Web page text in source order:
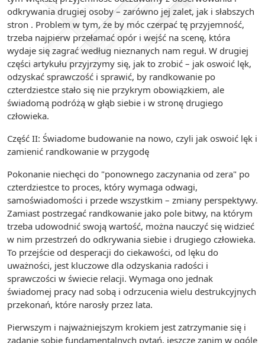
odkrywania drugiej osoby – zarówno jej zalet, jak i słabszych
stron . Problem w tym, że by móc czerpać tę przyjemność,
trzeba najpierw przełamać opór i wejść na scenę, która
wydaje się zagrać według nieznanych nam reguł. W drugiej
części artykułu przyjrzymy się, jak to zrobić – jak oswoić lęk,
odzyskać sprawczość i sprawić, by randkowanie po
czterdziestce stało się nie przykrym obowiązkiem, ale
świadomą podróżą w głąb siebie i w stronę drugiego
człowieka.
Część II: Świadome budowanie na nowo, czyli jak oswoić lęk i
zamienić randkowanie w przygodę
Pokonanie niechęci do "ponownego zaczynania od zera" po
czterdziestce to proces, który wymaga odwagi,
samoświadomości i przede wszystkim – zmiany perspektywy.
Zamiast postrzegać randkowanie jako pole bitwy, na którym
trzeba udowodnić swoją wartość, można nauczyć się widzieć
w nim przestrzeń do odkrywania siebie i drugiego człowieka.
To przejście od desperacji do ciekawości, od lęku do
uważności, jest kluczowe dla odzyskania radości i
sprawczości w świecie relacji. Wymaga ono jednak
świadomej pracy nad sobą i odrzucenia wielu destrukcyjnych
przekonań, które narosły przez lata.
Pierwszym i najważniejszym krokiem jest zatrzymanie się i
zadanie sobie fundamentalnych pytań, jeszcze zanim w ogóle